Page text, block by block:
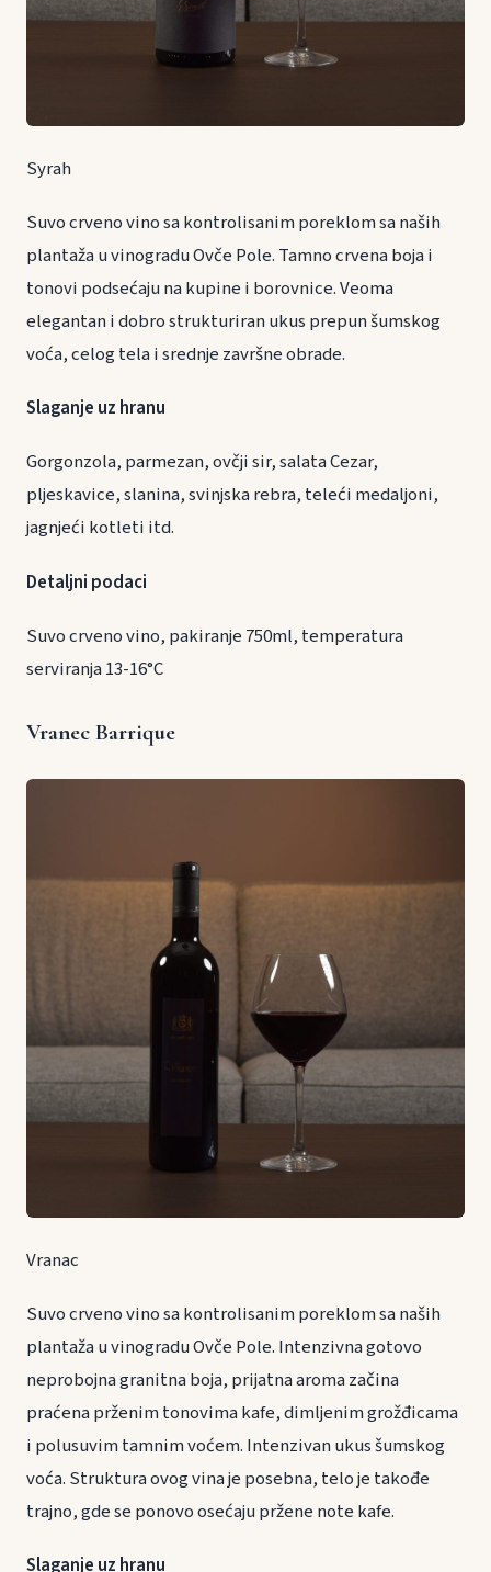
Syrah
Suvo crveno vino sa kontrolisanim poreklom sa naših
plantaža u vinogradu Ovče Pole. Tamno crvena boja i
tonovi podsećaju na kupine i borovnice. Veoma
elegantan i dobro strukturiran ukus prepun šumskog
voća, celog tela i srednje završne obrade.
Slaganje uz hranu
Gorgonzola, parmezan, ovčji sir, salata Cezar,
pljeskavice, slanina, svinjska rebra, teleći medaljoni,
jagnjeći kotleti itd.
Detaljni podaci
Suvo crveno vino, pakiranje 750ml, temperatura
serviranja 13-16°C
Vranec Barrique
Vranac
Suvo crveno vino sa kontrolisanim poreklom sa naših
plantaža u vinogradu Ovče Pole. Intenzivna gotovo
neprobojna granitna boja, prijatna aroma začina
praćena prženim tonovima kafe, dimljenim grožđicama
i polusuvim tamnim voćem. Intenzivan ukus šumskog
voća. Struktura ovog vina je posebna, telo je takođe
trajno, gde se ponovo osećaju pržene note kafe.
Slaganje uz hranu